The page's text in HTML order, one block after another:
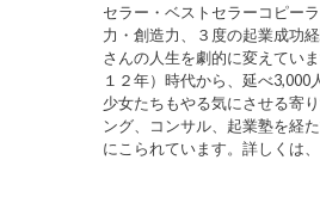
セラー・ベストセラーコピー
力・創造力、３度の起業成功
さんの人生を劇的に変えてい
１２年）時代から、延べ
少女たちもやる気にさせる寄
ング、コンサル、起業塾を経
にこられています。詳しくは、